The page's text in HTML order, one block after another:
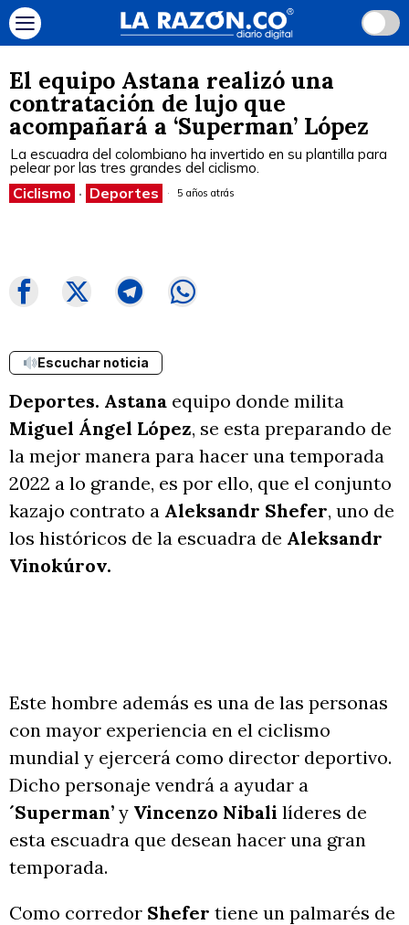
El equipo Astana realizó una
contratación de lujo que
acompañará a ‘Superman’ López
La escuadra del colombiano ha invertido en su plantilla para
pelear por las tres grandes del ciclismo.
Ciclismo · Deportes 5 años atrás
Escuchar noticia
Deportes. Astana equipo donde milita
Miguel Ángel López, se esta preparando de
la mejor manera para hacer una temporada
2022 a lo grande, es por ello, que el conjunto
kazajo contrato a Aleksandr Shefer, uno de
los históricos de la escuadra de Aleksandr
Vinokúrov.
Este hombre además es una de las personas
con mayor experiencia en el ciclismo
mundial y ejercerá como director deportivo.
Dicho personaje vendrá a ayudar a
´Superman’ y Vincenzo Nibali líderes de
esta escuadra que desean hacer una gran
temporada.
Como corredor Shefer tiene un palmarés de